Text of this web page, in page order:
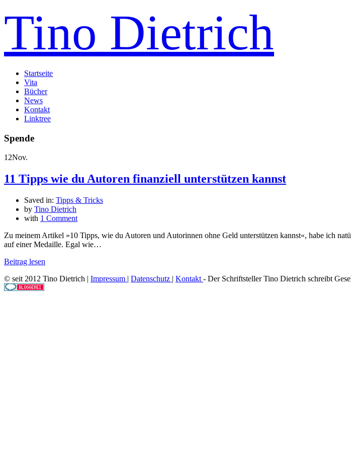
Tino Dietrich
Startseite
Vita
Bücher
News
Kontakt
Linktree
Spende
12Nov.
11 Tipps wie du Autoren finanziell unterstützen kannst
Saved in: Tipps & Tricks
by Tino Dietrich
with 1 Comment
Zu meinem Artikel »10 Tipps, wie du Autoren und Autorinnen ohne Geld unterstützen kannst«, habe ich
auf einer Medaille. Egal wie…
Beitrag lesen
© seit 2012 Tino Dietrich | Impressum | Datenschutz | Kontakt - Der Schriftsteller Tino Dietrich schreibt